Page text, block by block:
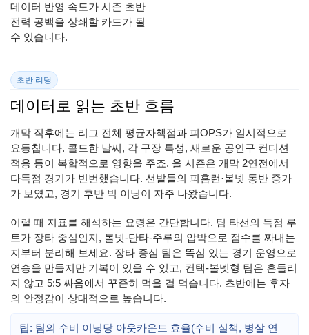
데이터 반영 속도가 시즌 초반
전력 공백을 상쇄할 카드가 될
수 있습니다.
초반 리딩
데이터로 읽는 초반 흐름
개막 직후에는 리그 전체 평균자책점과 피OPS가 일시적으로
요동칩니다. 콜드한 날씨, 각 구장 특성, 새로운 공인구 컨디션
적응 등이 복합적으로 영향을 주죠. 올 시즌은 개막 2연전에서
다득점 경기가 빈번했습니다. 선발들의 피홈런·볼넷 동반 증가
가 보였고, 경기 후반 빅 이닝이 자주 나왔습니다.
이럴 때 지표를 해석하는 요령은 간단합니다. 팀 타선의 득점 루
트가 장타 중심인지, 볼넷-단타-주루의 압박으로 점수를 짜내는
지부터 분리해 보세요. 장타 중심 팀은 뚝심 있는 경기 운영으로
연승을 만들지만 기복이 있을 수 있고, 컨택-볼넷형 팀은 흔들리
지 않고 5:5 싸움에서 꾸준히 먹을 걸 먹습니다. 초반에는 후자
의 안정감이 상대적으로 높습니다.
팁: 팀의 수비 이닝당 아웃카운트 효율(수비 실책, 병살 연